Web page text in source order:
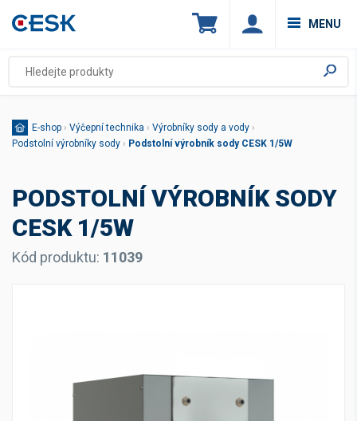
MENU
E-shop › Výčepní technika › Výrobníky sody a vody ›
Podstolní výrobníky sody › Podstolní výrobník sody CESK 1/5W
PODSTOLNÍ VÝROBNÍK SODY
CESK 1/5W
Kód produktu: 11039